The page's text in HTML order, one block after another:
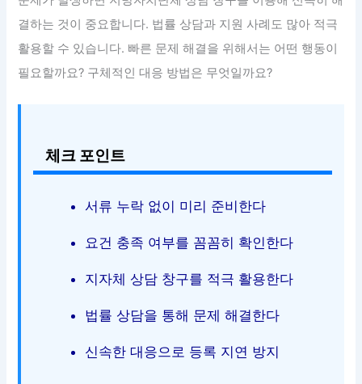
결하는 것이 중요합니다. 법률 상담과 지원 사례도 많아 적극
활용할 수 있습니다. 빠른 문제 해결을 위해서는 어떤 행동이
필요할까요? 구체적인 대응 방법은 무엇일까요?
체크 포인트
서류 누락 없이 미리 준비한다
요건 충족 여부를 꼼꼼히 확인한다
지자체 상담 창구를 적극 활용한다
법률 상담을 통해 문제 해결한다
신속한 대응으로 등록 지연 방지